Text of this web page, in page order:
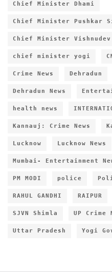
Chief Minister Dhami
Chief Minister Pushkar
Chief Minister
chief minister yogi
Crime News Dehradun
Dehradun News
health news
Kannauj: Crime News
Lucknow Lucknow News
Mumbai- Entertainment
PM MODI police
RAHUL GANDHI RAIPUR
SJVN Shimla UP Crime
Uttar Pradesh Yogi